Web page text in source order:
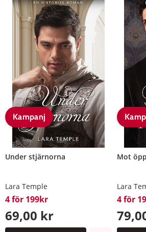
Kampanj
Under stjärnorna
Lara Temple
4 för 199kr
69,00 kr
Mot
Lara
4 för